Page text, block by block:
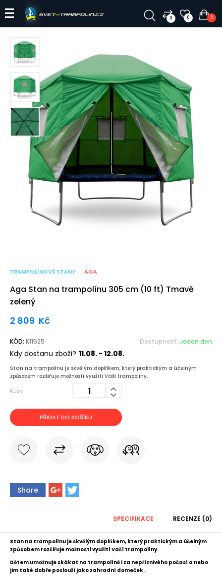
0 0 0
TRAMPOLÍNOVÉ STANY AGA
Aga Stan na trampolínu 305 cm (10 ft) Tmavě
zelený
2 809 Kč
KÓD: K11525 Dostupnost: Jeden den
Kdy dostanu zboží? 11.08. - 12.08.
Stan na trampolínu je skvělým doplňkem, který praktickým a účelným
způsobem rozšiřuje možnosti využití Vaší trampolíny.
Kusy
PŘIDAT DO KOŠÍKU
Share
SPECIFIKACE RECENZE (0)
Stan na trampolínu je skvělým doplňkem, který praktickým a účelným
způsobem rozšiřuje možnosti využití Vaší trampolíny.
Dětem umožnuje skákat na trampolíně i za nepříznivého počasí a nebo
jim také dobře poslouží jako zahradní domeček.